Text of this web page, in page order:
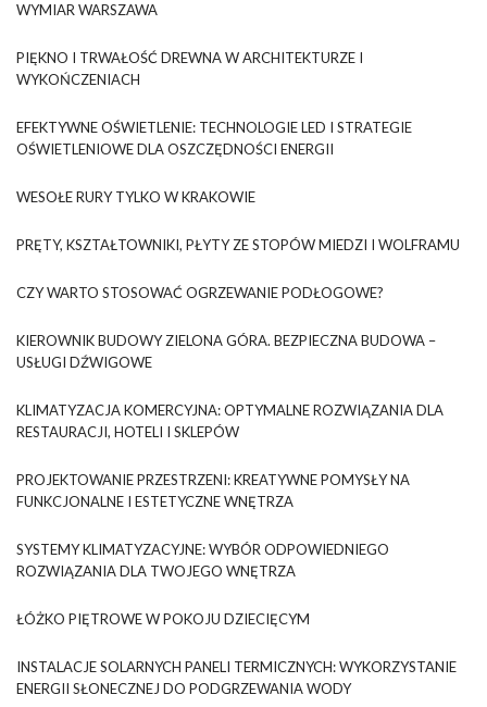
WYMIAR WARSZAWA
PIĘKNO I TRWAŁOŚĆ DREWNA W ARCHITEKTURZE I
WYKOŃCZENIACH
EFEKTYWNE OŚWIETLENIE: TECHNOLOGIE LED I STRATEGIE
OŚWIETLENIOWE DLA OSZCZĘDNOŚCI ENERGII
WESOŁE RURY TYLKO W KRAKOWIE
PRĘTY, KSZTAŁTOWNIKI, PŁYTY ZE STOPÓW MIEDZI I WOLFRAMU
CZY WARTO STOSOWAĆ OGRZEWANIE PODŁOGOWE?
KIEROWNIK BUDOWY ZIELONA GÓRA. BEZPIECZNA BUDOWA –
USŁUGI DŹWIGOWE
KLIMATYZACJA KOMERCYJNA: OPTYMALNE ROZWIĄZANIA DLA
RESTAURACJI, HOTELI I SKLEPÓW
PROJEKTOWANIE PRZESTRZENI: KREATYWNE POMYSŁY NA
FUNKCJONALNE I ESTETYCZNE WNĘTRZA
SYSTEMY KLIMATYZACYJNE: WYBÓR ODPOWIEDNIEGO
ROZWIĄZANIA DLA TWOJEGO WNĘTRZA
ŁÓŻKO PIĘTROWE W POKOJU DZIECIĘCYM
INSTALACJE SOLARNYCH PANELI TERMICZNYCH: WYKORZYSTANIE
ENERGII SŁONECZNEJ DO PODGRZEWANIA WODY